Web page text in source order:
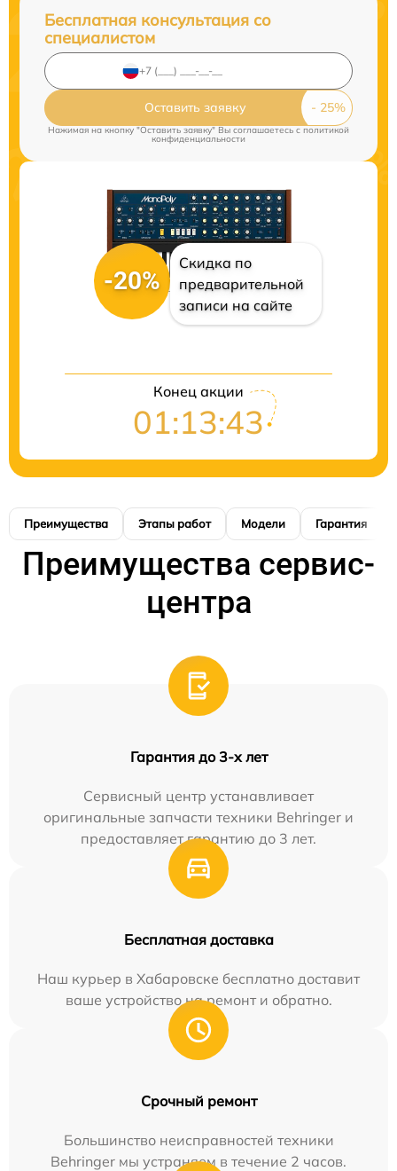
Бесплатная консультация со
специалистом
Оставить заявку
Нажимая на кнопку "Оставить заявку" Вы соглашаетесь cполитикой
конфиденциальности
-20%
Скидка по
предварительной
записи на сайте
Конец акции
01:13:42
Преимущества Этапы работ Модели Гарантия
Преимущества сервис-
центра
Гарантия до 3-х лет
Сервисный центр устанавливает
оригинальные запчасти техники Behringer и
предоставляет гарантию до 3 лет.
Бесплатная доставка
Наш курьер в Хабаровске бесплатно доставит
ваше устройство на ремонт и обратно.
Срочный ремонт
Большинство неисправностей техники
Behringer мы устраняем в течение 2 часов.